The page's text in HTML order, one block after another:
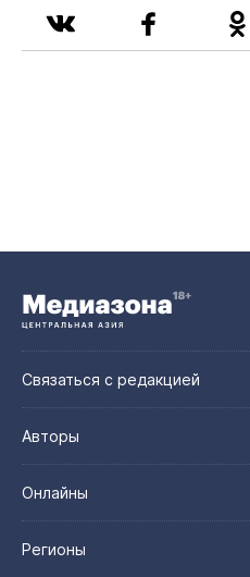
Связаться с редакцией
Авторы
Онлайны
Регионы